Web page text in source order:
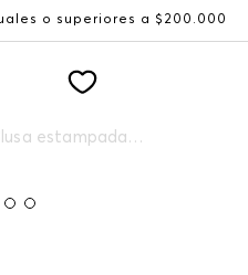
o superiores a $200.000
Blusa estampada para mujer